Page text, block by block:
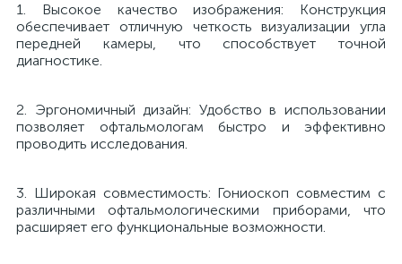
1. Высокое качество изображения: Конструкция
обеспечивает отличную четкость визуализации угла
передней камеры, что способствует точной
диагностике.
2. Эргономичный дизайн: Удобство в использовании
позволяет офтальмологам быстро и эффективно
проводить исследования.
3. Широкая совместимость: Гониоскоп совместим с
различными офтальмологическими приборами, что
расширяет его функциональные возможности.